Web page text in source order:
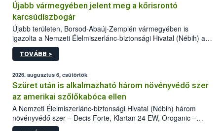
Újabb vármegyében jelent meg a kőrisrontó
karcsúdíszbogár
Újabb területen, Borsod-Abaúj-Zemplén vármegyében is
igazolta a Nemzeti Élelmiszerlánc-biztonsági Hivatal (Nébih) a
kőrisrontó karcsúdíszbogár (Agrilus planipennis) jelenlétét. A
kártevőt nem csak színcsapdában találták meg, de már fertőzött
az intenzív felderítést, emellett az intézkedéseket a szlovák
hatósággal is összehangolják a terjedés megállítása érdekében.
TOVÁBB >
2026. augusztus 6, csütörtök
Szüret után is alkalmazható három növényvédő szer
az amerikai szőlőkabóca ellen
A Nemzeti Élelmiszerlánc-biztonsági Hivatal (Nébih) három
növényvédő szer – Decis Forte, Klartan 24 EW, Oroganic –
engedélyokiratát módosította, így azok a szüretet követően,